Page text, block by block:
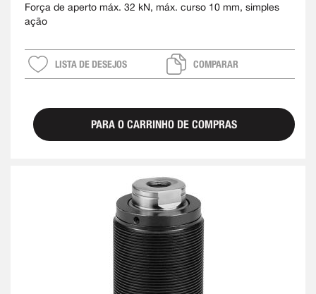
Força de aperto máx. 32 kN, máx. curso 10 mm, simples
ação
LISTA DE DESEJOS COMPARAR
PARA O CARRINHO DE COMPRAS